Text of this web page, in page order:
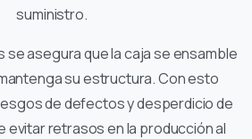
suministro.
se asegura que la caja se ensamble
su estructura. Con esto
de defectos y desperdicio de
evitar retrasos en la producción al